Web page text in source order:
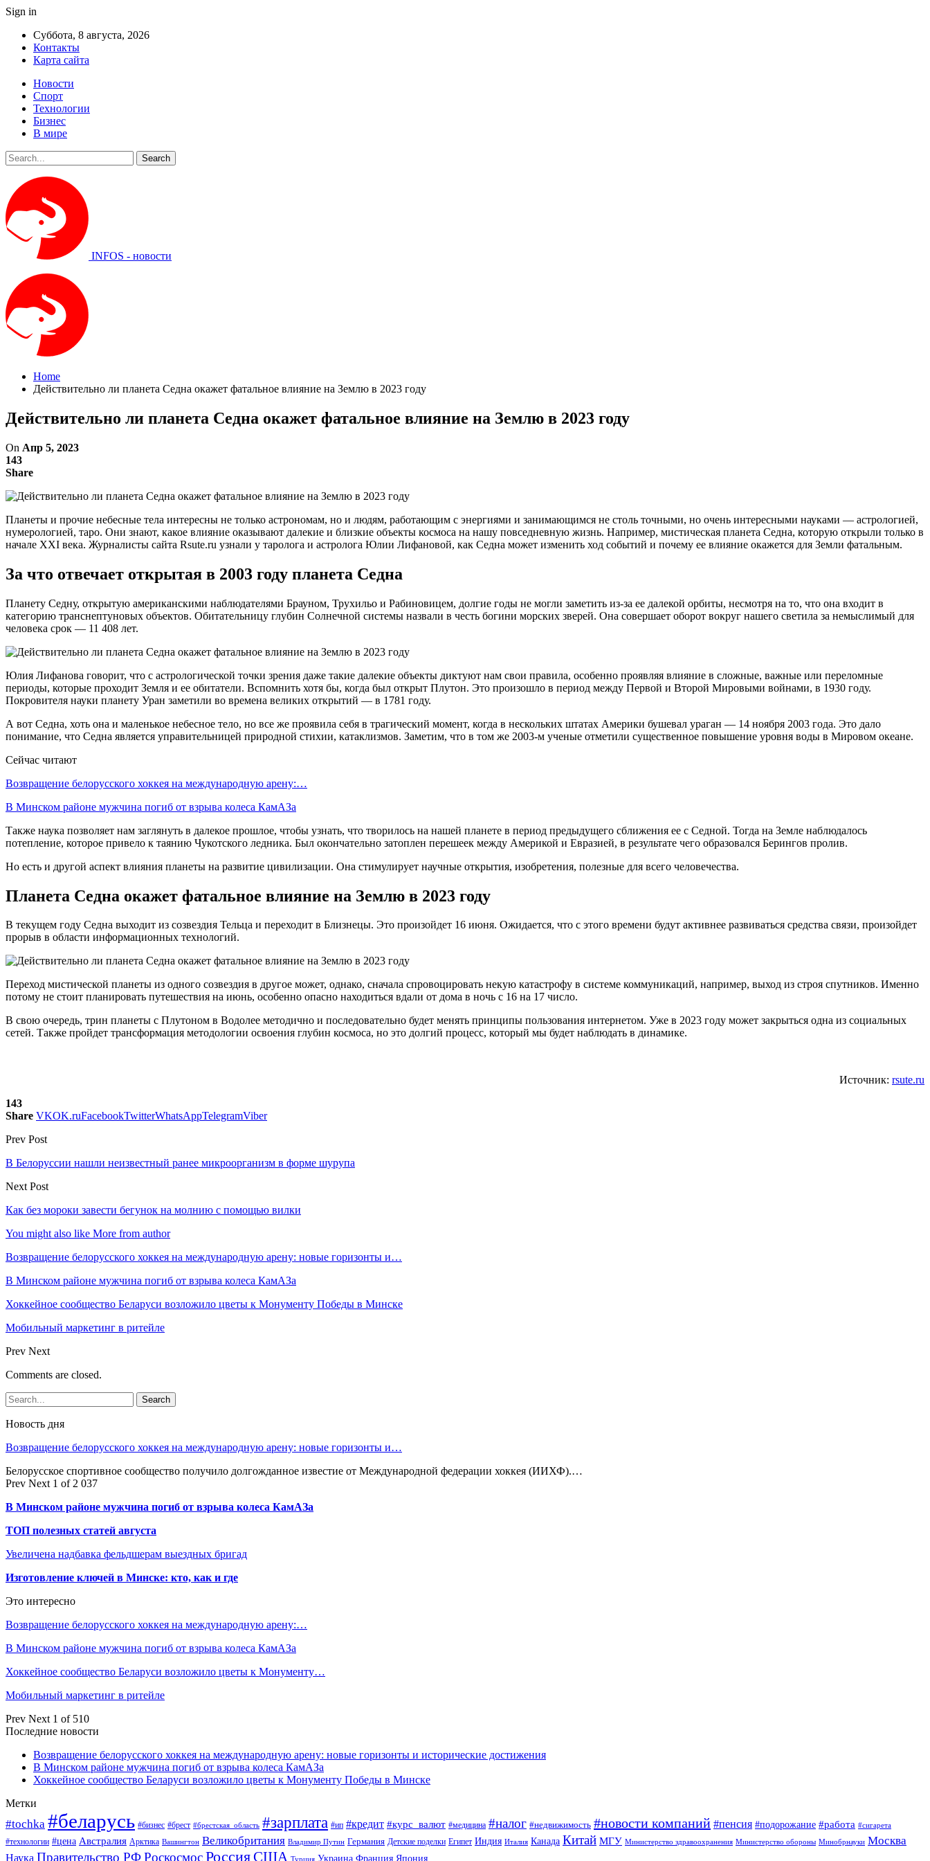
Sign in
Суббота, 8 августа, 2026
Контакты
Карта сайта
Новости
Спорт
Технологии
Бизнес
В мире
INFOS - новости
Home
Действительно ли планета Седна окажет фатальное влияние на Землю в 2023 году
Действительно ли планета Седна окажет фатальное влияние на Землю в 2023 году
On Апр 5, 2023
143
Share
Планеты и прочие небесные тела интересны не только астрономам, но и людям, работающим с энергиями и занимающимся не столь точными, но очень интересными науками — астрологией,
нумерологией, таро. Они знают, какое влияние оказывают далекие и близкие объекты космоса на нашу повседневную жизнь. Например, мистическая планета Седна, которую открыли только в
начале XXI века. Журналисты сайта Rsute.ru узнали у таролога и астролога Юлии Лифановой, как Седна может изменить ход событий и почему ее влияние окажется для Земли фатальным.
За что отвечает открытая в 2003 году планета Седна
Планету Седну, открытую американскими наблюдателями Брауном, Трухильо и Рабиновицем, долгие годы не могли заметить из-за ее далекой орбиты, несмотря на то, что она входит в
категорию транснептуновых объектов. Обитательницу глубин Солнечной системы назвали в честь богини морских зверей. Она совершает оборот вокруг нашего светила за немыслимый для
человека срок — 11 408 лет.
Юлия Лифанова говорит, что с астрологической точки зрения даже такие далекие объекты диктуют нам свои правила, особенно проявляя влияние в сложные, важные или переломные
периоды, которые проходит Земля и ее обитатели. Вспомнить хотя бы, когда был открыт Плутон. Это произошло в период между Первой и Второй Мировыми войнами, в 1930 году.
Покровителя науки планету Уран заметили во времена великих открытий — в 1781 году.
А вот Седна, хоть она и маленькое небесное тело, но все же проявила себя в трагический момент, когда в нескольких штатах Америки бушевал ураган — 14 ноября 2003 года. Это дало
понимание, что Седна является управительницей природной стихии, катаклизмов. Заметим, что в том же 2003-м ученые отметили существенное повышение уровня воды в Мировом океане.
Сейчас читают
Возвращение белорусского хоккея на международную арену:…
В Минском районе мужчина погиб от взрыва колеса КамАЗа
Также наука позволяет нам заглянуть в далекое прошлое, чтобы узнать, что творилось на нашей планете в период предыдущего сближения ее с Седной. Тогда на Земле наблюдалось
потепление, которое привело к таянию Чукотского ледника. Был окончательно затоплен перешеек между Америкой и Евразией, в результате чего образовался Берингов пролив.
Но есть и другой аспект влияния планеты на развитие цивилизации. Она стимулирует научные открытия, изобретения, полезные для всего человечества.
Планета Седна окажет фатальное влияние на Землю в 2023 году
В текущем году Седна выходит из созвездия Тельца и переходит в Близнецы. Это произойдет 16 июня. Ожидается, что с этого времени будут активнее развиваться средства связи, произойдет
прорыв в области информационных технологий.
Переход мистической планеты из одного созвездия в другое может, однако, сначала спровоцировать некую катастрофу в системе коммуникаций, например, выход из строя спутников. Именно
потому не стоит планировать путешествия на июнь, особенно опасно находиться вдали от дома в ночь с 16 на 17 число.
В свою очередь, трин планеты с Плутоном в Водолее методично и последовательно будет менять принципы пользования интернетом. Уже в 2023 году может закрыться одна из социальных
сетей. Также пройдет трансформация методологии освоения глубин космоса, но это долгий процесс, который мы будет наблюдать в динамике.
Источник: rsute.ru
143
Share VKOK.ruFacebookTwitterWhatsAppTelegramViber
Prev Post
В Белоруссии нашли неизвестный ранее микроорганизм в форме шурупа
Next Post
Как без мороки завести бегунок на молнию с помощью вилки
You might also like More from author
Возвращение белорусского хоккея на международную арену: новые горизонты и…
В Минском районе мужчина погиб от взрыва колеса КамАЗа
Хоккейное сообщество Беларуси возложило цветы к Монументу Победы в Минске
Мобильный маркетинг в ритейле
Prev Next
Comments are closed.
Новость дня
Возвращение белорусского хоккея на международную арену: новые горизонты и…
Белорусское спортивное сообщество получило долгожданное известие от Международной федерации хоккея (ИИХФ).…
Prev Next 1 of 2 037
В Минском районе мужчина погиб от взрыва колеса КамАЗа
ТОП полезных статей августа
Увеличена надбавка фельдшерам выездных бригад
Изготовление ключей в Минске: кто, как и где
Это интересно
Возвращение белорусского хоккея на международную арену:…
В Минском районе мужчина погиб от взрыва колеса КамАЗа
Хоккейное сообщество Беларуси возложило цветы к Монументу…
Мобильный маркетинг в ритейле
Prev Next 1 of 510
Последние новости
Возвращение белорусского хоккея на международную арену: новые горизонты и исторические достижения
В Минском районе мужчина погиб от взрыва колеса КамАЗа
Хоккейное сообщество Беларуси возложило цветы к Монументу Победы в Минске
Метки
#tochka #беларусь #бизнес #брест #брестская_область #зарплата #ип #кредит #курс_валют #медицина #налог #недвижимость #новости компаний #пенсия #подорожание #работа #сигарета
#технологии #цена Австралия Арктика Вашингтон Великобритания Владимир Путин Германия Детские поделки Египет Индия Италия Канада Китай МГУ Министерство здравоохранения Министерство обороны Минобрнауки Москва
Наука Правительство РФРоскосмосРоссияСША Украина Франция Япония